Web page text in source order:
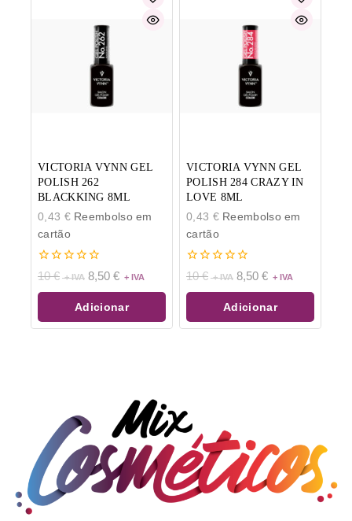
VICTORIA VYNN GEL
POLISH 262
BLACKKING 8ML
0,43 €Reembolso em
cartão
0
de
5
10€ 8,50 €
Adicionar
VICTORIA VYNN GEL
POLISH 284 CRAZY IN
LOVE 8ML
0,43 €Reembolso em
cartão
0
de
5
10€ 8,50 €
Adicionar